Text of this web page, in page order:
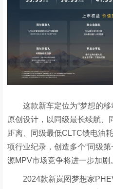
这款新车定位为“梦想的
原创设计，以同级最长续航、
距离、同级最低CLTC馈电油
项行业纪录，创造多个“同级第
源MPV市场竞争将进一步加剧
2024款新岚图梦想家